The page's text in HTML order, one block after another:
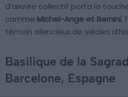
d’œuvre collectif porta la
comme Michel-Ange et Bernini,
témoin silencieux de siècles
Basilique de la
Barcelone, Espagne